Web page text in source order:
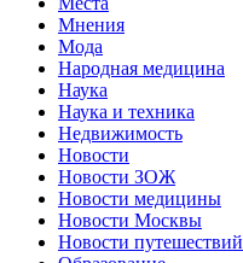
Мнения
Мода
Народная медицина
Наука
Наука и техника
Недвижимость
Новости
Новости ЗОЖ
Новости медицины
Новости Москвы
Новости путешествий